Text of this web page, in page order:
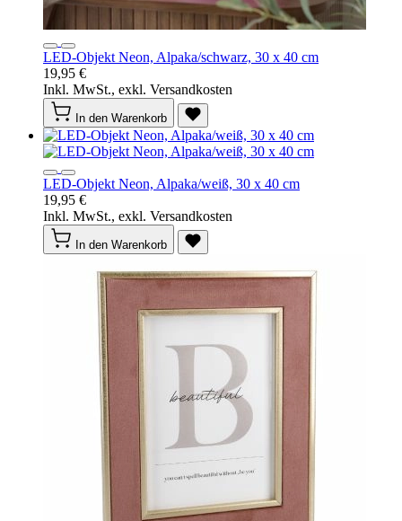
LED-Objekt Neon, Alpaka/schwarz, 30 x 40 cm
19,95 €
Inkl. MwSt., exkl. Versandkosten
In den Warenkorb
LED-Objekt Neon, Alpaka/weiß, 30 x 40 cm
19,95 €
Inkl. MwSt., exkl. Versandkosten
In den Warenkorb